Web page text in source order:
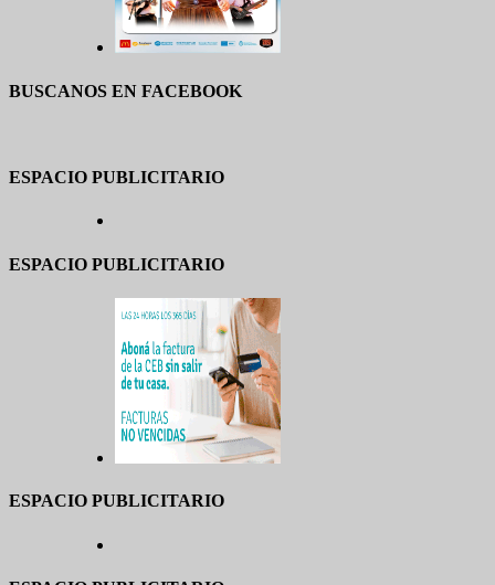
BUSCANOS EN FACEBOOK
ESPACIO PUBLICITARIO
ESPACIO PUBLICITARIO
ESPACIO PUBLICITARIO